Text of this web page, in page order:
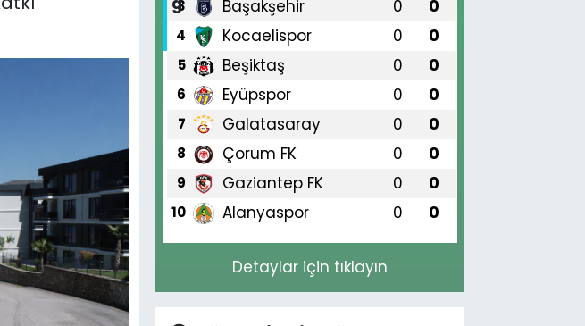
3 Başakşehir 0 0
4 Kocaelispor 0 0
5 Beşiktaş 0 0
6 Eyüpspor 0 0
7 Galatasaray 0 0
8 Çorum FK 0 0
9 Gaziantep FK 0 0
10 Alanyaspor 0 0
Detaylar için tıklayın